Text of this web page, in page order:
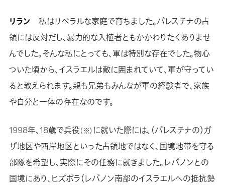
リラン 私はリベラルな家庭で育ちました。パレスチナの占
領には反対だし、暴力的な入植者ともかかわりたくありませ
んでした。そんな私にとっても、軍は特別な存在でした。物心
ついた頃から、イスラエルは敵に囲まれていて、軍が守ってい
ると教えられます。親も兄弟もみんなが軍の経験者で、家族
や自分と一体の存在なのです。
1998年、18歳で兵役（※） に就いた際には、（パレスチナの）ガ
ザ地区や西岸地区といった占領地ではなく、国境地帯を守る
部隊を希望し、実際にその任務に就きました。レバノンとの
国境にあり、ヒズボラ（レバノン南部のイスラエルへの抵抗勢